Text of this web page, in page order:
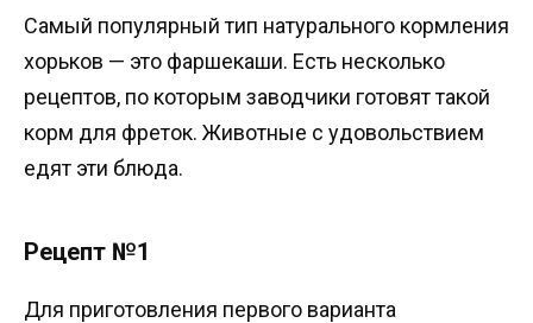
Самый популярный тип натурального кормления
хорьков — это фаршекаши. Есть несколько
рецептов, по которым заводчики готовят такой
корм для фреток. Животные с удовольствием
едят эти блюда.
Рецепт №1
Для приготовления первого варианта